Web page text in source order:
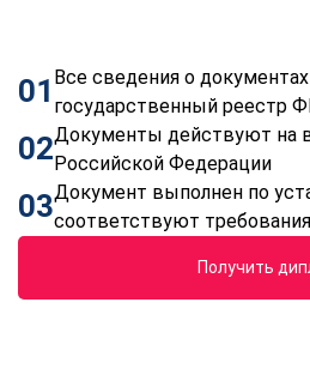
01 Все сведения о
государственный реестр
02Документы действуют на
Российской Федерации
03Документ выполнен по
соответствуют
Получить